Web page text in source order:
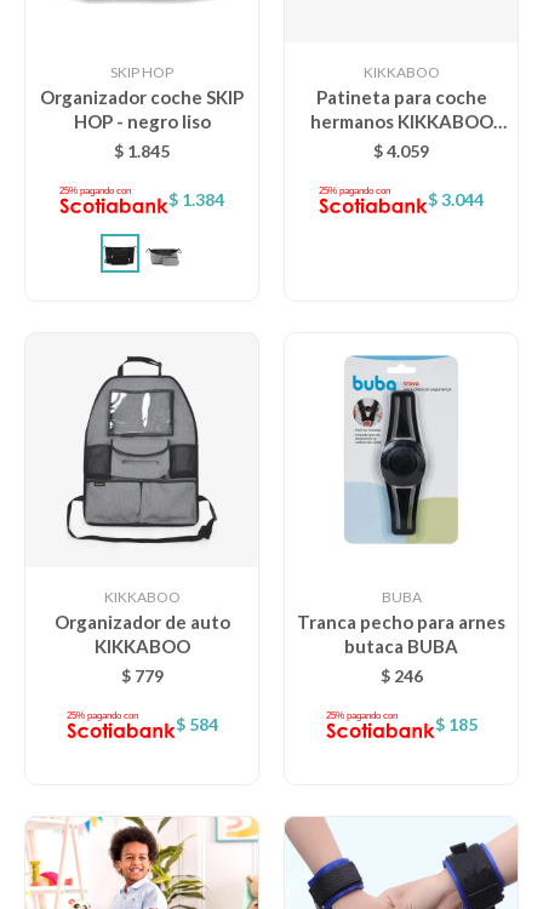
SKIP HOP
Organizador coche SKIP
HOP - negro liso
$ 1.845
$ 1.384
KIKKABOO
Patineta para coche
hermanos KIKKABOO
clásica
$4.059
$3.044
KIKKABOO
Organizador de auto
KIKKABOO
$ 779
$ 584
BUBA
Tranca pecho para arnes
butaca BUBA
$ 246
$ 185